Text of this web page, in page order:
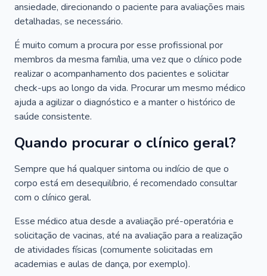
ansiedade, direcionando o paciente para avaliações mais
detalhadas, se necessário.
É muito comum a procura por esse profissional por
membros da mesma família, uma vez que o clínico pode
realizar o acompanhamento dos pacientes e solicitar
check-ups ao longo da vida. Procurar um mesmo médico
ajuda a agilizar o diagnóstico e a manter o histórico de
saúde consistente.
Quando procurar o clínico geral?
Sempre que há qualquer sintoma ou indício de que o
corpo está em desequilíbrio, é recomendado consultar
com o clínico geral.
Esse médico atua desde a avaliação pré-operatória e
solicitação de vacinas, até na avaliação para a realização
de atividades físicas (comumente solicitadas em
academias e aulas de dança, por exemplo).